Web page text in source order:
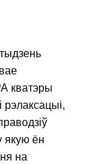
кватэры
якую ён
на